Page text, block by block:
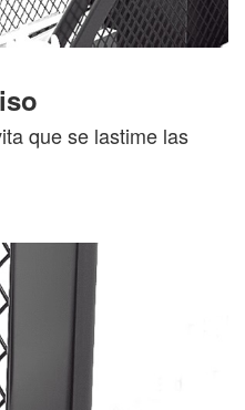
que se lastime las